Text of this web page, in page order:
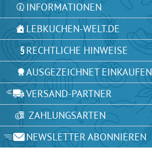
INFORMATIONEN
LEBKUCHEN-WELT.DE
RECHTLICHE HINWEISE
AUSGEZEICHNET EINKAUFEN
VERSAND-PARTNER
ZAHLUNGSARTEN
NEWSLETTER ABONNIEREN